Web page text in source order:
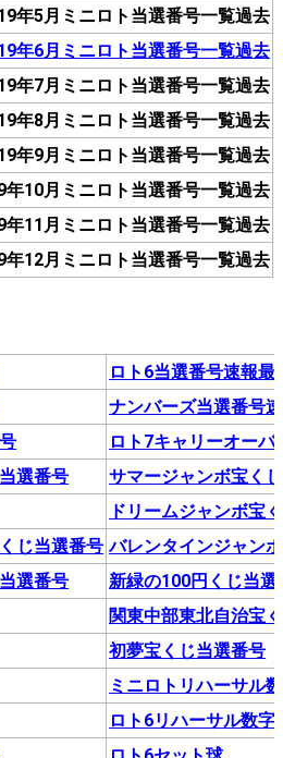
年5月ミニロト当選番号一覧過去
年6月ミニロト当選番号一覧過去
年7月ミニロト当選番号一覧過去
年8月ミニロト当選番号一覧過去
年9月ミニロト当選番号一覧過去
年10月ミニロト当選番号一覧過去
年11月ミニロト当選番号一覧過去
年12月ミニロト当選番号一覧過去
ロト6当選番号速報最
ナンバーズ当選番号
ロト7キャリーオーバ
選番号
サマージャンボ宝く
ドリームジャンボ宝
じ当選番号 バレンタインジャン
選番号
新緑の100円くじ当選
関東中部東北自治宝
初夢宝くじ当選番号
ミニロトリハーサル
ロト6リハーサル数字